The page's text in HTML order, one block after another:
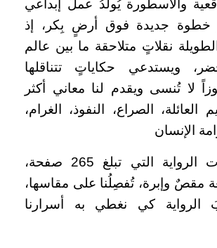
والأسطورة يُولَدُ عملٌ إبداعي
خطوة جديدة فوق أرضٍ بِكر، إذ
نقلاتٍ متلاحقة ما بين عالم
ويستدعي حكاياتٍ تتناقلها
لا تُنسى ويقدم لنا معاني أكثر
العائلة، الصراع، النفوذ، الغرام،
الإنسان
وعبر صفحات الرواية التي تبلغ 265 صفحة،
مقصٌ وإبرة، تُفصِلُنا على مقاسها،
الرواية كي نغطي به أسرارنا